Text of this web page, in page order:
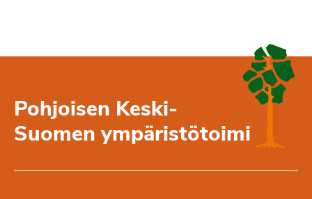
Pohjoisen Keski-
Suomen ympäristötoimi